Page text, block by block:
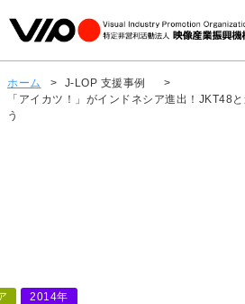
ホーム > J-LOP 支援事例
>
「アイカツ！」がインドネシア進出！JKT48
う
2014年